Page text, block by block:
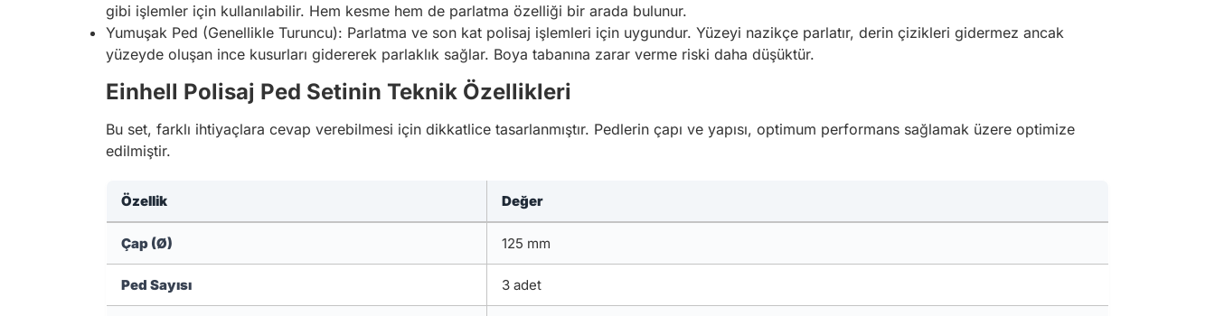
gibi işlemler için kullanılabilir. Hem kesme hem de parlatma özelliği bir arada bulunur.
Yumuşak Ped (Genellikle Turuncu): Parlatma ve son kat polisaj işlemleri için uygundur. Yüzeyi nazikçe parlatır, derin çizikleri gidermez ancak
yüzeyde oluşan ince kusurları gidererek parlaklık sağlar. Boya tabanına zarar verme riski daha düşüktür.
Einhell Polisaj Ped Setinin Teknik Özellikleri
Bu set, farklı ihtiyaçlara cevap verebilmesi için dikkatlice tasarlanmıştır. Pedlerin çapı ve yapısı, optimum performans sağlamak üzere optimize
edilmiştir.
Özellik Değer
Çap (Ø) 125 mm
Ped Sayısı 3 adet